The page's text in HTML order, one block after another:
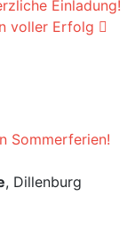
Einladung!
voller Erfolg
Sommerferien!
, Dillenburg